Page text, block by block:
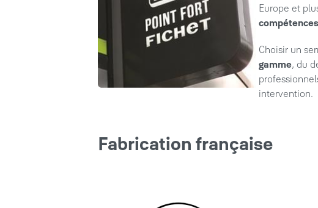
Europe et
Choisir un
gamme, du
intervention.
Fabrication française